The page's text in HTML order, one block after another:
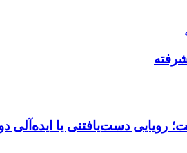
رویایی دست‌یافتنی یا ایده‌آلی